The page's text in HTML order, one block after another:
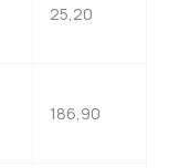
25,20
186,90